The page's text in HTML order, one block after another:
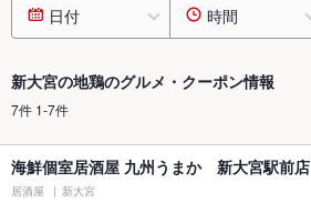
日付 時間
新大宮の地鶏のグルメ・クーポン情報
7件 1-7件
海鮮個室居酒屋 九州うまか 新大宮駅前店
居酒屋 新大宮